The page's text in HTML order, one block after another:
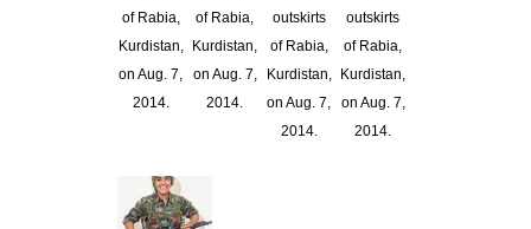
of Rabia,
Kurdistan,
on Aug. 7,
2014.
of Rabia,
Kurdistan,
on Aug. 7,
2014.
outskirts
of Rabia,
Kurdistan,
on Aug. 7,
2014.
outskirts
of Rabia,
Kurdistan,
on Aug. 7,
2014.